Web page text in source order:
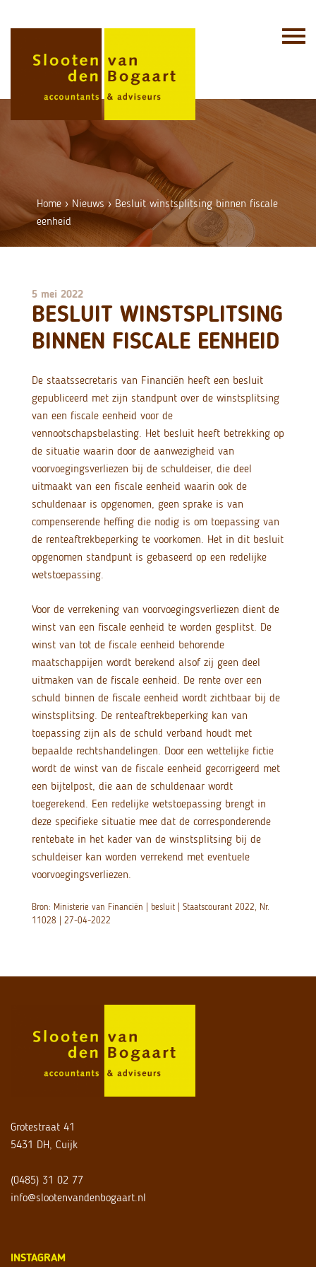
Home › Nieuws › Besluit winstsplitsing binnen fiscale
eenheid
5 mei 2022
BESLUIT WINSTSPLITSING
BINNEN FISCALE EENHEID
De staatssecretaris van Financiën heeft een besluit
gepubliceerd met zijn standpunt over de winstsplitsing
van een fiscale eenheid voor de
vennootschapsbelasting. Het besluit heeft betrekking op
de situatie waarin door de aanwezigheid van
voorvoegingsverliezen bij de schuldeiser, die deel
uitmaakt van een fiscale eenheid waarin ook de
schuldenaar is opgenomen, geen sprake is van
compenserende heffing die nodig is om toepassing van
de renteaftrekbeperking te voorkomen. Het in dit besluit
opgenomen standpunt is gebaseerd op een redelijke
wetstoepassing.
Voor de verrekening van voorvoegingsverliezen dient de
winst van een fiscale eenheid te worden gesplitst. De
winst van tot de fiscale eenheid behorende
maatschappijen wordt berekend alsof zij geen deel
uitmaken van de fiscale eenheid. De rente over een
schuld binnen de fiscale eenheid wordt zichtbaar bij de
winstsplitsing. De renteaftrekbeperking kan van
toepassing zijn als de schuld verband houdt met
bepaalde rechtshandelingen. Door een wettelijke fictie
wordt de winst van de fiscale eenheid gecorrigeerd met
een bijtelpost, die aan de schuldenaar wordt
toegerekend. Een redelijke wetstoepassing brengt in
deze specifieke situatie mee dat de corresponderende
rentebate in het kader van de winstsplitsing bij de
schuldeiser kan worden verrekend met eventuele
voorvoegingsverliezen.
Bron: Ministerie van Financiën | besluit | Staatscourant 2022, Nr.
11028 | 27-04-2022
Grotestraat 41
5431 DH, Cuijk
(0485) 31 02 77
info@slootenvandenbogaart.nl
INSTAGRAM